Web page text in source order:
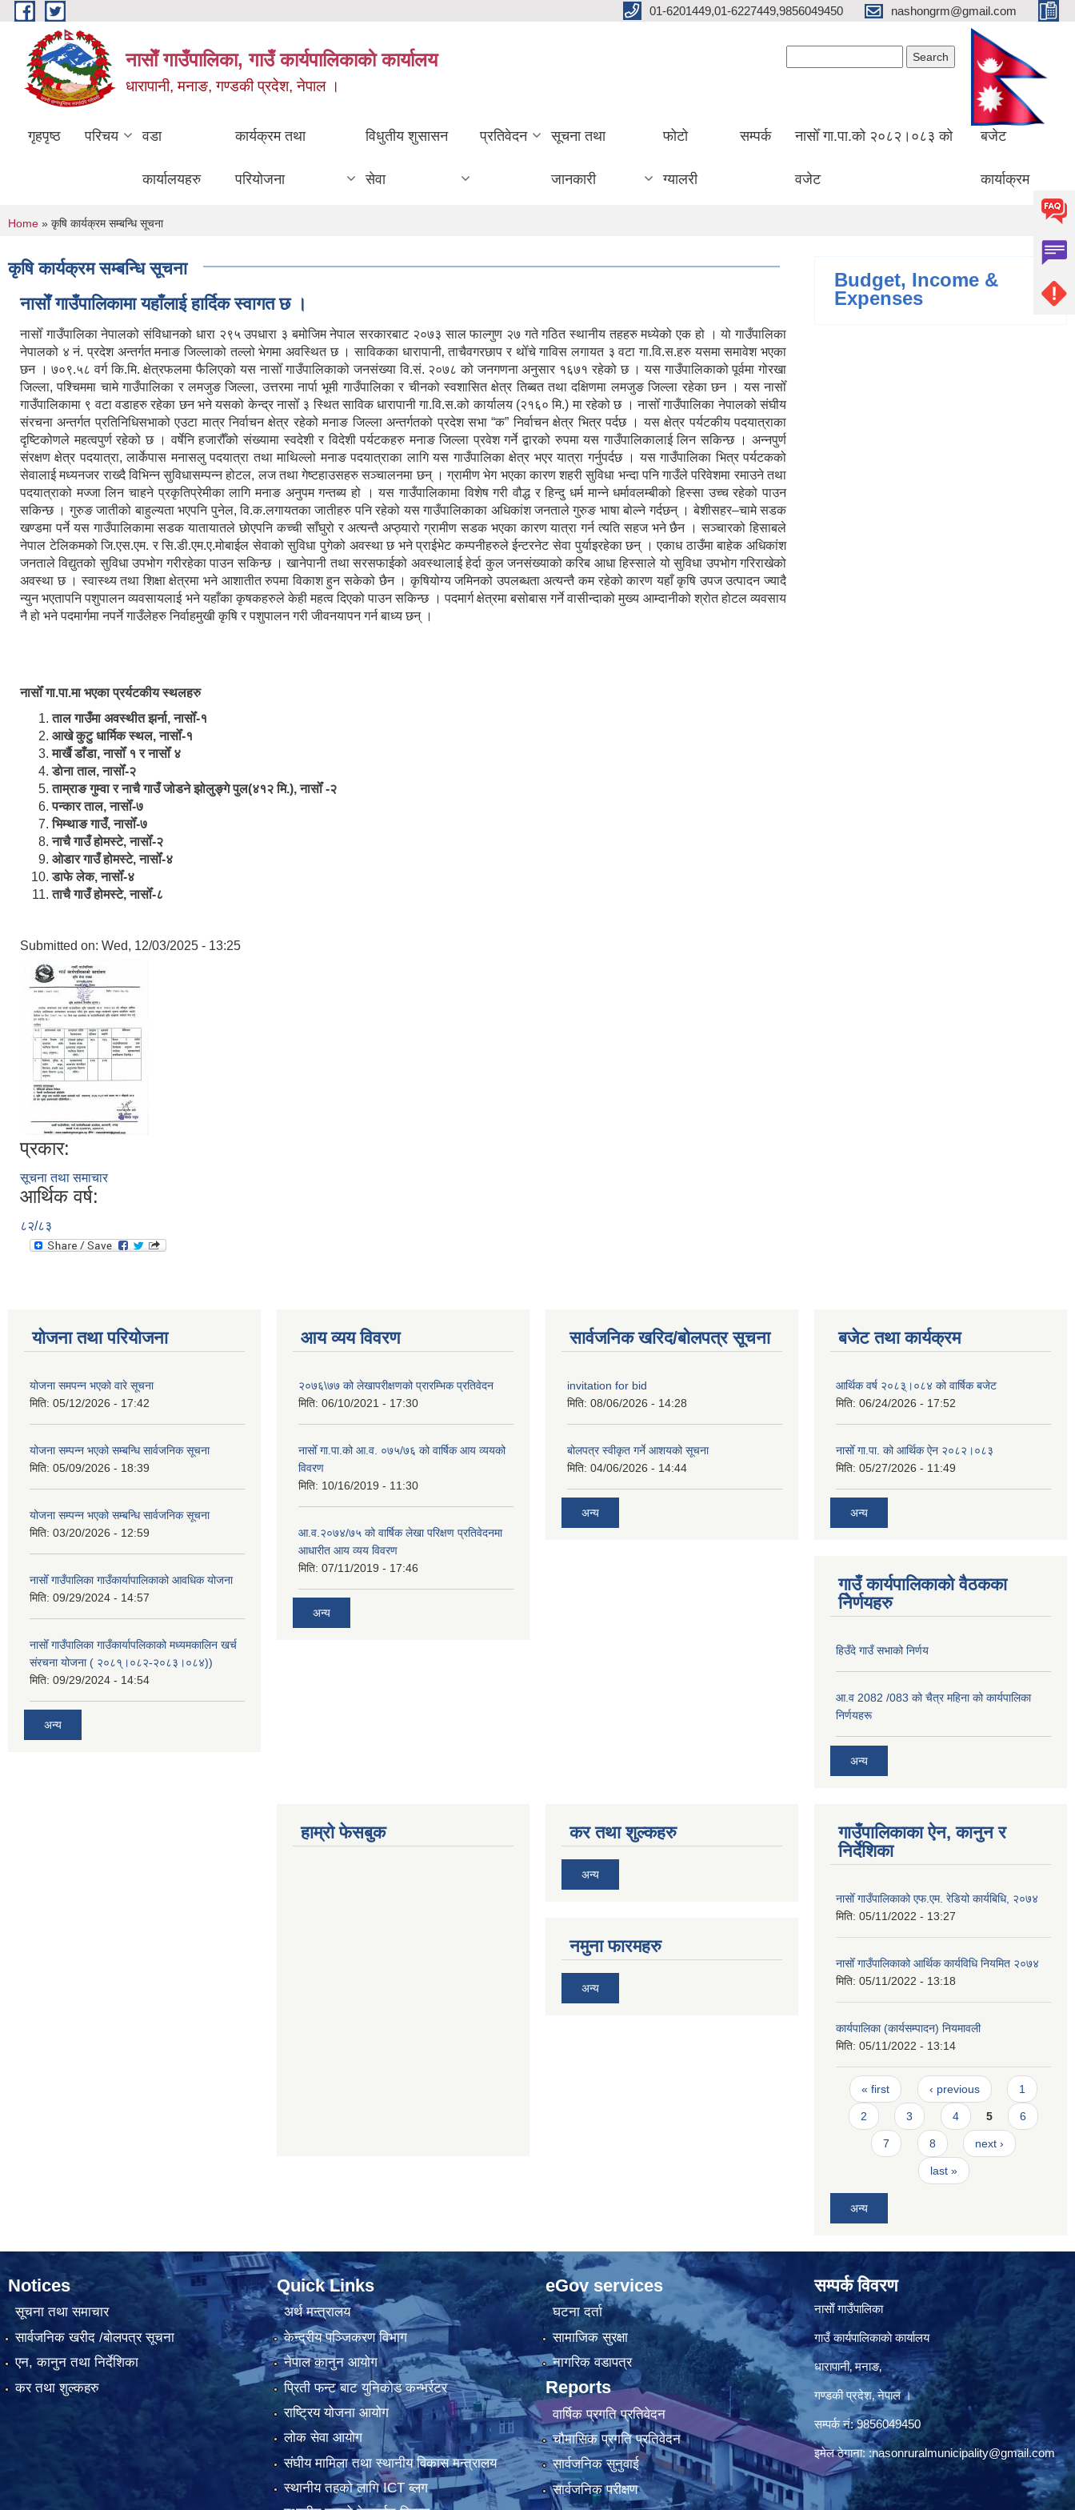
Skip to main content 01-6201449,01-6227449,9856049450 nashongrm@gmail.com
नासाेँ गाउँपालिका, गाउँ कार्यपालिकाकाे कार्यालय
धारापानी, मनाङ, गण्डकी प्रदेश, नेपाल ।
गृहपृष्ठ परिचय वडा
कार्यालयहरु
कार्यक्रम तथा
परियोजना
विधुतीय शुसासन
सेवा
प्रतिवेदन सूचना तथा
जानकारी
फोटो
ग्यालरी
सम्पर्क नासोँ गा.पा.को २०८२।०८३ को
वजेट
बजेट
कार्याक्रम
You are here
Home » कृषि कार्यक्रम सम्बन्धि सूचना
कृषि कार्यक्रम सम्बन्धि सूचना
नासाेँ गाउँपालिकामा यहाँलाई हार्दिक स्वागत छ ।
नासोँ गाउँपालिका नेपालको संविधानको धारा २९५ उपधारा ३ बमोजिम नेपाल सरकारबाट २०७३ साल फाल्गुण २७ गते गठित स्थानीय तहहरु मध्येको एक हो । यो गाउँपालिका
नेपालको ४ नं. प्रदेश अन्तर्गत मनाङ जिल्लाको तल्लो भेगमा अवस्थित छ । साविकका धारापानी‚ ताचैवगरछाप र थोँचे गाविस लगायत ३ वटा गा.वि.स.हरु यसमा समावेश भएका
छन । ७०९.५८ वर्ग कि.मि. क्षेत्रफलमा फैलिएको यस नासोँ गाउँपालिकाको जनसंख्या वि.सं. २०७८ को जनगणना अनुसार १६७१ रहेको छ । यस गाउँपालिकाको पूर्वमा गोरखा
जिल्ला, पश्चिममा चामे गाउँपालिका र लमजुङ जिल्ला, उत्तरमा नार्पा भूमी गाउँपालिका र चीनको स्वशासित क्षेत्र तिब्बत तथा दक्षिणमा लमजुङ जिल्ला रहेका छन । यस नासोँ
गाउँपालिकामा ९ वटा वडाहरु रहेका छन भने यसको केन्द्र नासोँ ३ स्थित साविक धारापानी गा.वि.स.को कार्यालय (२१६० मि.) मा रहेको छ । नासोँ गाउँपालिका नेपालको संघीय
संरचना अन्तर्गत प्रतिनिधिसभाको एउटा मात्र निर्वाचन क्षेत्र रहेको मनाङ जिल्ला अन्तर्गतको प्रदेश सभा “क” निर्वाचन क्षेत्र भित्र पर्दछ । यस क्षेत्र पर्यटकीय पदयात्राका
दृष्टिकोणले महत्वपुर्ण रहेको छ । वर्षेनि हजारौँको संख्यामा स्वदेशी र विदेशी पर्यटकहरु मनाङ जिल्ला प्रवेश गर्ने द्वारको रुपमा यस गाउँपालिकालाई लिन सकिन्छ । अन्नपुर्ण
संरक्षण क्षेत्र पदयात्रा, लार्केपास मनासलु पदयात्रा तथा माथिल्लो मनाङ पदयात्राका लागि यस गाउँपालिका क्षेत्र भएर यात्रा गर्नुपर्दछ । यस गाउँपालिका भित्र पर्यटकको
सेवालाई मध्यनजर राख्दै विभिन्न सुविधासम्पन्न होटल, लज तथा गेष्टहाउसहरु सञ्चालनमा छन् । ग्रामीण भेग भएका कारण शहरी सुविधा भन्दा पनि गाउँले परिवेशमा रमाउने तथा
पदयात्राको मज्जा लिन चाहने प्रकृतिप्रेमीका लागि मनाङ अनुपम गन्तब्य हो । यस गाउँपालिकामा विशेष गरी वौद्ध र हिन्दु धर्म मान्ने धर्मावलम्बीको हिस्सा उच्च रहेको पाउन
सकिन्छ । गुरुङ जातीको बाहुल्यता भएपनि पुनेल, वि.क.लगायतका जातीहरु पनि रहेको यस गाउँपालिकाका अधिकांश जनताले गुरुङ भाषा बोल्ने गर्दछन् । बेशीसहर–चामे सडक
खण्डमा पर्ने यस गाउँपालिकामा सडक यातायातले छोएपनि कच्ची साँघुरो र अत्यन्तै अप्ठ्यारो ग्रामीण सडक भएका कारण यात्रा गर्न त्यति सहज भने छैन । सञ्चारको हिसाबले
नेपाल टेलिकमको जि.एस.एम. र सि.डी.एम.ए.मोबाईल सेवाको सुविधा पुगेको अवस्था छ भने प्राईभेट कम्पनीहरुले ईन्टरनेट सेवा पुर्याइरहेका छन् । एकाध ठाउँमा बाहेक अधिकांश
जनताले विद्युतको सुविधा उपभोग गरीरहेका पाउन सकिन्छ । खानेपानी तथा सरसफाईको अवस्थालाई हेर्दा कुल जनसंख्याको करिब आधा हिस्साले यो सुविधा उपभोग गरिराखेको
अवस्था छ । स्वास्थ्य तथा शिक्षा क्षेत्रमा भने आशातीत रुपमा विकाश हुन सकेको छैन । कृषियोग्य जमिनको उपलब्धता अत्यन्तै कम रहेको कारण यहाँ कृषि उपज उत्पादन ज्यादै
न्युन भएतापनि पशुपालन व्यवसायलाई भने यहाँका कृषकहरुले केही महत्व दिएको पाउन सकिन्छ । पदमार्ग क्षेत्रमा बसोबास गर्ने वासीन्दाको मुख्य आम्दानीको श्रोत होटल व्यवसाय
नै हो भने पदमार्गमा नपर्ने गाउँलेहरु निर्वाहमुखी कृषि र पशुपालन गरी जीवनयापन गर्न बाध्य छन् ।
नासोँ गा.पा.मा भएका प्रर्यटकीय स्थलहरु
ताल गाउँमा अवस्थीत झर्ना, नासोँ-१
आखे कुटु धार्मिक स्थल, नासोँ-१
मार्खै डाँडा, नासोँ १ र नासोँ ४
डाेना ताल, नासोँ-२
ताम्राङ गुम्वा र नाचै गाउँ जोडने झोलुङ्गे पुल(४१२ मि.), नासोँ -२
पन्कार ताल, नासोँ-७
भिम्थाङ गाउँ, नासोँ-७
नाचै गाउँ होमस्टे, नासोँ-२
ओ‍‍‌डार गाउँ होमस्टे, नासोँ-४
डाफे लेक, नासोँ-४
ताचै गाउँ होमस्टे, नासोँ-८
Submitted on: Wed, 12/03/2025 - 13:25
प्रकार:
सूचना तथा समाचार
आर्थिक वर्ष:
८२/८३
Budget, Income &
Expenses
योजना तथा परियोजना
योजना समपन्न भएको वारे सूचना
मिति: 05/12/2026 - 17:42
योजना सम्पन्न भएको सम्बन्धि सार्वजनिक सूचना
मिति: 05/09/2026 - 18:39
योजना सम्पन्न भएको सम्बन्धि सार्वजनिक सूचना
मिति: 03/20/2026 - 12:59
नासोँ गाउँपालिका गाउँकार्यापालिकाको आवधिक योजना
मिति: 09/29/2024 - 14:57
नासोँ गाउँपालिका गाउँकार्यापलिकाको मध्यमकालिन खर्च
संरचना योजना ( २०८१्।०८२-२०८३।०८४))
मिति: 09/29/2024 - 14:54
अन्य
आय व्यय विवरण
२०७६\७७ को लेखापरीक्षणको प्रारम्भिक प्रतिवेदन
मिति: 06/10/2021 - 17:30
नासोँ गा.पा.को आ.व. ०७५/७६ को वार्षिक आय व्ययको
विवरण
मिति: 10/16/2019 - 11:30
आ.व.२०७४/७५ को वार्षिक लेखा परिक्षण प्रतिवेदनमा
आधारीत आय व्यय विवरण
मिति: 07/11/2019 - 17:46
अन्य
सार्वजनिक खरिद/बोलपत्र सूचना
invitation for bid
मिति: 08/06/2026 - 14:28
बोलपत्र स्वीकृत गर्ने आशयको सूचना
मिति: 04/06/2026 - 14:44
अन्य
बजेट तथा कार्यक्रम
आर्थिक वर्ष २०८३्।०८४ को वार्षिक बजेट
मिति: 06/24/2026 - 17:52
नासोँ गा.पा. को आर्थिक ऐन २०८२।०८३
मिति: 05/27/2026 - 11:49
अन्य
गाउँ कार्यपालिकाको वैठकका
निेर्णयहरु
हिउँदे गाउँ सभाको निर्णय
आ.व 2082 /083 को चैत्र महिना को कार्यपालिका
निर्णयहरू
अन्य
हाम्रो फेसबुक कर तथा शुल्कहरु
अन्य
नमुना फारमहरु
अन्य
गाउँपालिकाका ऐन, कानुन र
निर्देशिका
नासोँ गाउँपालिकाको एफ.एम. रेडियो कार्यबिधि, २०७४
मिति: 05/11/2022 - 13:27
नासोँ गाउँपालिकाको आर्थिक कार्यविधि नियमित २०७४
मिति: 05/11/2022 - 13:18
कार्यपालिका (कार्यसम्पादन) नियमावली
मिति: 05/11/2022 - 13:14
Pages
« first ‹ previous 1
2 3 4 5 6
7 8 next ›
last »
अन्य
Notices
सूचना तथा समाचार
सार्वजनिक खरीद /बोलपत्र सूचना
एन, कानुन तथा निर्देशिका
कर तथा शुल्कहरु
Quick Links
अर्थ मन्त्रालय
केन्द्रीय पञ्जिकरण विभाग
नेपाल कानुन आयोग
प्रिती फन्ट बाट युनिकोड कन्भर्रटर
राष्ट्रिय योजना आयोग
लोक सेवा आयोग
संघीय मामिला तथा स्थानीय विकास मन्त्रालय
स्थानीय तहको लागि ICT ब्लग
eGov services
घटना दर्ता
सामाजिक सुरक्षा
नागरिक वडापत्र
Reports
वार्षिक प्रगति प्रतिवेदन
चौमासिक प्रगति प्रतिवेदन
सार्वजनिक सुनुवाई
सार्वजनिक परीक्षण
सम्पर्क विवरण
नासाेँ गाउँपालिका
गाउँ कार्यपालिकाकाे कार्यालय
धारापानी‚ मनाङ‚
गण्डकी प्रदेश‚ नेपाल ।
सम्पर्क न‌ं‍: 9856049450
इमेल ठेगाना::nasonruralmunicipality@gmail.com